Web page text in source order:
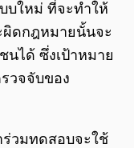
บใหม่ ที่จะทำให้
ดกฎหมายนั้นจะ
นได้ ซึ่งเป้าหมาย
วจจับของ
วมทดสอบจะใช้